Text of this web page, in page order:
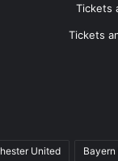
Tickets
Tickets
United